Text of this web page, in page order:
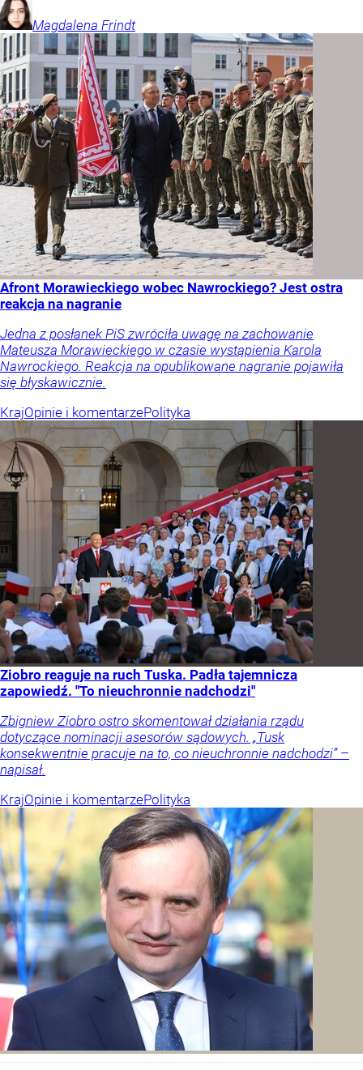
Magdalena Frindt
Afront Morawieckiego wobec Nawrockiego? Jest ostra
reakcja na nagranie
Jedna z posłanek PiS zwróciła uwagę na zachowanie
Mateusza Morawieckiego w czasie wystąpienia Karola
Nawrockiego. Reakcja na opublikowane nagranie pojawiła
się błyskawicznie.
KrajOpinie i komentarzePolityka
Ziobro reaguje na ruch Tuska. Padła tajemnicza
zapowiedź. "To nieuchronnie nadchodzi"
Zbigniew Ziobro ostro skomentował działania rządu
dotyczące nominacji asesorów sądowych. „Tusk
konsekwentnie pracuje na to, co nieuchronnie nadchodzi” –
napisał.
KrajOpinie i komentarzePolityka